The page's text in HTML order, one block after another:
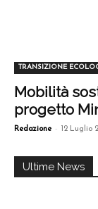
TRANSIZIONE
Mobilità
progetto
Redazione - 12 Luglio
Ultime News